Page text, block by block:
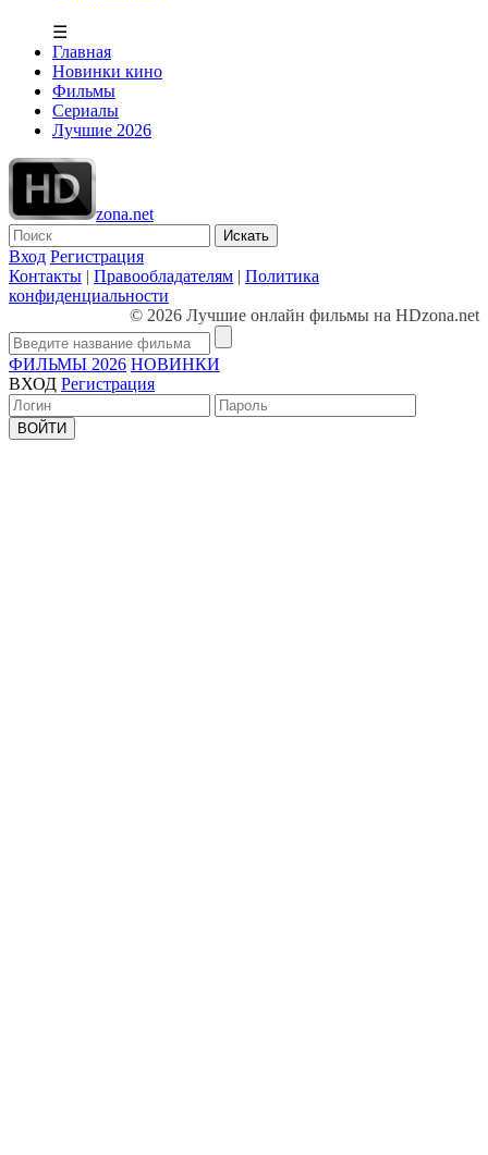
☰
Главная
Новинки кино
Фильмы
Сериалы
Лучшие 2026
zona.net
Искать
Вход Регистрация
Контакты | Правообладателям | Политика
конфиденциальности
© 2026 Лучшие онлайн фильмы на HDzona.net
ФИЛЬМЫ 2026 НОВИНКИ
ВХОД Регистрация